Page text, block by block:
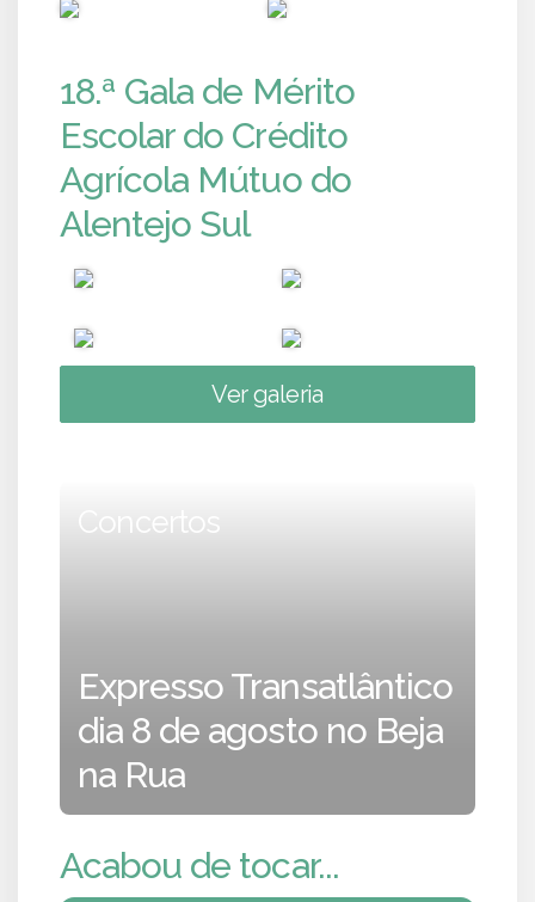
18.ª Gala de Mérito
Escolar do Crédito
Agrícola Mútuo do
Alentejo Sul
Ver galeria
Concertos
Expresso Transatlântico
dia 8 de agosto no Beja
na Rua
Acabou de tocar...